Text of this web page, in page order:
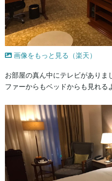
画像をもっと見る（楽天）
お部屋の真ん中にテレビがありま
ファーからもベッドからも見れる